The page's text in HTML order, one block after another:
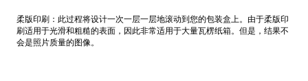
柔版印刷：此过程将设计一次一层一层地滚动到您的包装盒上。由于柔版印
刷适用于光滑和粗糙的表面，因此非常适用于大量瓦楞纸箱。但是，结果不
会是照片质量的图像。